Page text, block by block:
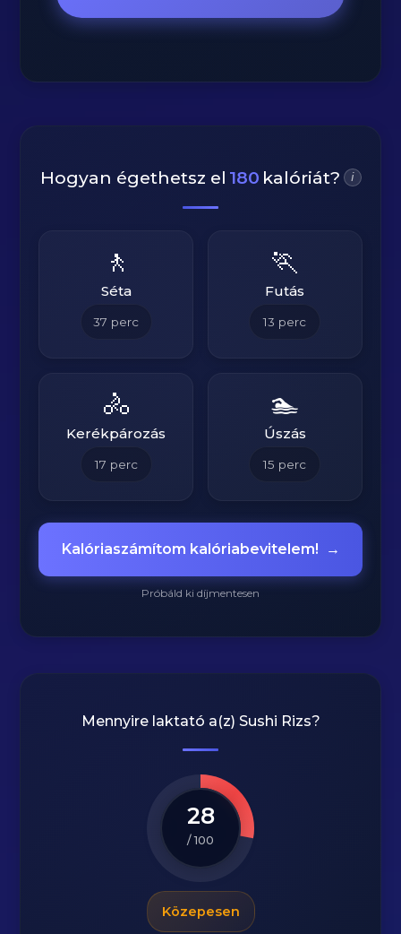
Hogyan égethetsz el 180 kalóriát? i
🚶
Séta
37 perc
🏃
Futás
13 perc
🚴
Kerékpározás
17 perc
🏊
Úszás
15 perc
Kalóriaszámítom kalóriabevitelem! →
Próbáld ki díjmentesen
Mennyire laktató a(z) Sushi Rizs?
28
/ 100
Közepesen